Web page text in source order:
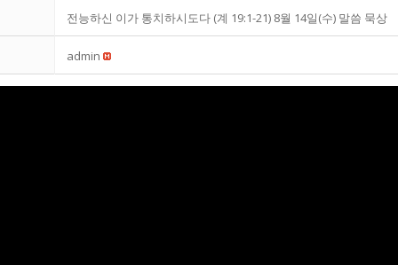
전능하신 이가 통치하시도다 (계 19:1-21) 8월 14일(수) 말씀 묵상
admin